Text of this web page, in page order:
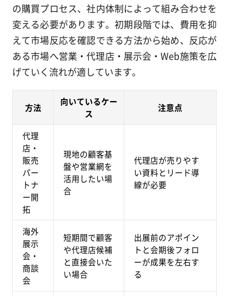
の購買プロセス、社内体制によって組み合わせを
変える必要があります。初期段階では、費用を抑
えて市場反応を確認できる方法から始め、反応が
ある市場へ営業・代理店・展示会・Web施策を広
げていく流れが適しています。
方法
向いているケー
ス
注意点
代理
店・
販売
パー
トナ
ー開
拓
現地の顧客基
盤や営業網を
活用したい場
合
代理店が売りやす
い資料とリード導
線が必要
海外
展示
会・
商談
会
短期間で顧客
や代理店候補
と直接会いた
い場合
出展前のアポイン
トと会期後フォロ
ーが成果を左右す
る